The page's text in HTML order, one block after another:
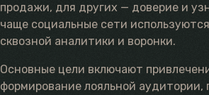
продажи, для других — доверие и
чаще социальные сети
сквозной аналитики и воронки.
Основные цели включают
формирование лояльной